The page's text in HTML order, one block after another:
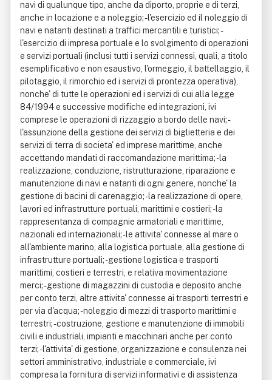
navi di qualunque tipo, anche da diporto, proprie e di terzi,
anche in locazione e a noleggio; - l'esercizio ed il noleggio di
navi e natanti destinati a traffici mercantili e turistici; -
l'esercizio di impresa portuale e lo svolgimento di operazioni
e servizi portuali (inclusi tutti i servizi connessi, quali, a titolo
esemplificativo e non esaustivo, l'ormeggio, il battellaggio, il
pilotaggio, il rimorchio ed i servizi di prontezza operativa),
nonche' di tutte le operazioni ed i servizi di cui alla legge
84/1994 e successive modifiche ed integrazioni, ivi
comprese le operazioni di rizzaggio a bordo delle navi; -
l'assunzione della gestione dei servizi di biglietteria e dei
servizi di terra di societa' ed imprese marittime, anche
accettando mandati di raccomandazione marittima; - la
realizzazione, conduzione, ristrutturazione, riparazione e
manutenzione di navi e natanti di ogni genere, nonche' la
gestione di bacini di carenaggio; - la realizzazione di opere,
lavori ed infrastrutture portuali, marittimi e costieri; - la
rappresentanza di compagnie armatoriali e marittime,
nazionali ed internazionali; - le attivita' connesse al mare o
all'ambiente marino, alla logistica portuale, alla gestione di
infrastrutture portuali; - gestione logistica e trasporti
marittimi, costieri e terrestri, e relativa movimentazione
merci; - gestione di magazzini di custodia e deposito anche
per conto terzi, altre attivita' connesse ai trasporti terrestri e
per via d'acqua; - noleggio di mezzi di trasporto marittimi e
terrestri; - costruzione, gestione e manutenzione di immobili
civili e industriali, impianti e macchinari anche per conto
terzi; - l'attivita' di gestione, organizzazione e consulenza nei
settori amministrativo, industriale e commerciale, ivi
compresa la fornitura di servizi informativi e di assistenza